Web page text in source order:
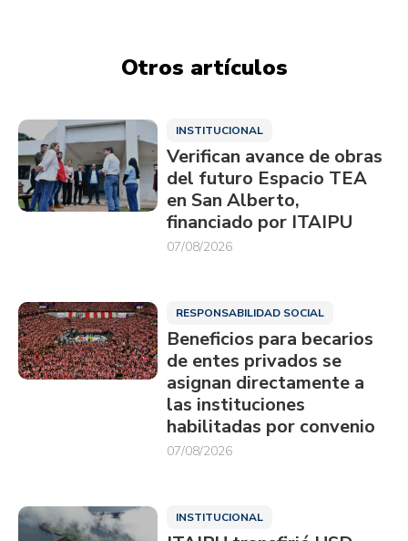
Otros artículos
INSTITUCIONAL
Verifican avance de obras
del futuro Espacio TEA
en San Alberto,
financiado por ITAIPU
07/08/2026
RESPONSABILIDAD SOCIAL
Beneficios para becarios
de entes privados se
asignan directamente a
las instituciones
habilitadas por convenio
07/08/2026
INSTITUCIONAL